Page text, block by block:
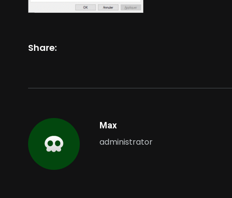
Share:
Max
administrator